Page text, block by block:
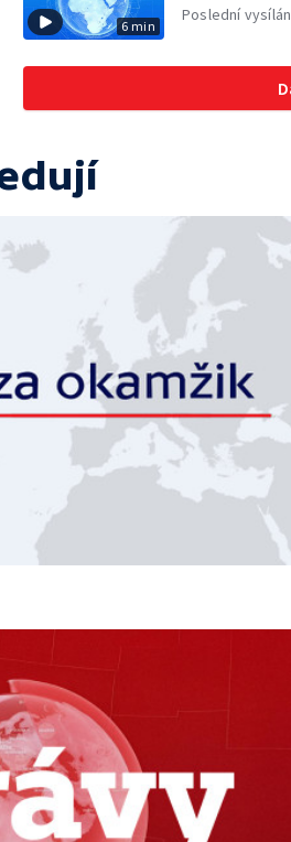
6 min
Poslední